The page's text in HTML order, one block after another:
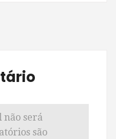
não será
são